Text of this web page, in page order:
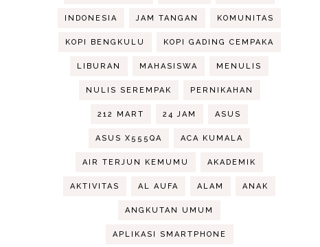
INDONESIA JAM TANGAN KOMUNITAS
KOPI BENGKULU KOPI GADING CEMPAKA
LIBURAN MAHASISWA MENULIS
NULIS SEREMPAK PERNIKAHAN
212 MART 24 JAM ASUS
ASUS X555QA ACA KUMALA
AIR TERJUN KEMUMU AKADEMIK
AKTIVITAS AL AUFA ALAM ANAK
ANGKUTAN UMUM
APLIKASI SMARTPHONE